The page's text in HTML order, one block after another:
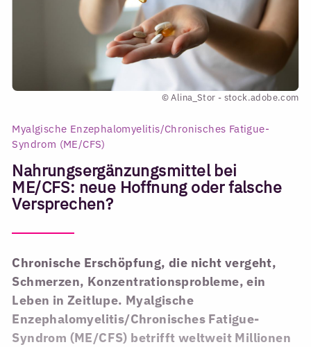
© Alina_Stor - stock.adobe.com
Myalgische Enzephalomyelitis/Chronisches Fatigue-
Syndrom (ME/CFS)
Nahrungsergänzungsmittel bei
ME/CFS: neue Hoffnung oder falsche
Versprechen?
Chronische Erschöpfung, die nicht vergeht,
Schmerzen, Konzentrationsprobleme, ein
Leben in Zeitlupe. Myalgische
Enzephalomyelitis/Chronisches Fatigue-
Syndrom (ME/CFS) betrifft weltweit Millionen